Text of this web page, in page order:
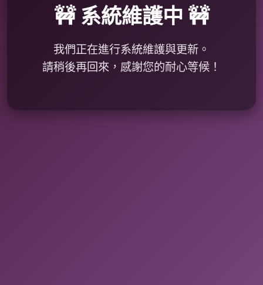
🚧 系統維護中 🚧
我們正在進行系統維護與更新。
請稍後再回來，感謝您的耐心等候！